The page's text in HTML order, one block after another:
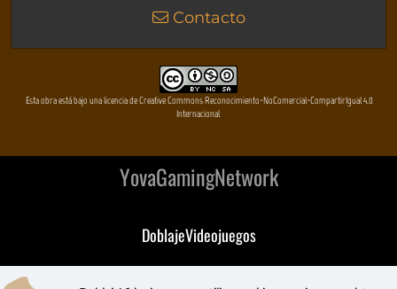
Contacto
Esta obra está bajo una licencia de Creative Commons Reconocimiento-NoComercial-CompartirIgual 4.0
Internacional
YovaGamingNetwork
DoblajeVideojuegos
DeVuego